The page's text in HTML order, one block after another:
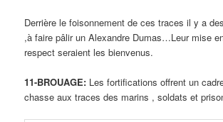
Derrière le foisonnement de ces traces il y a
,à faire pâlir un Alexandre Dumas…Leur mise
respect seraient les bienvenus.
11-BROUAGE: Les fortifications offrent un
chasse aux traces des marins , soldats et